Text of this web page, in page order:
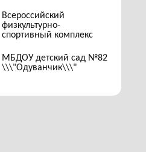
Всероссийский
физкультурно-
спортивный комплекс
МБДОУ детский сад №82
\\\"Одуванчик\\\"